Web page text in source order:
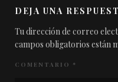
DEJA UNA
Tu dirección de correo
campos obligatorios están
COMENTARIO *